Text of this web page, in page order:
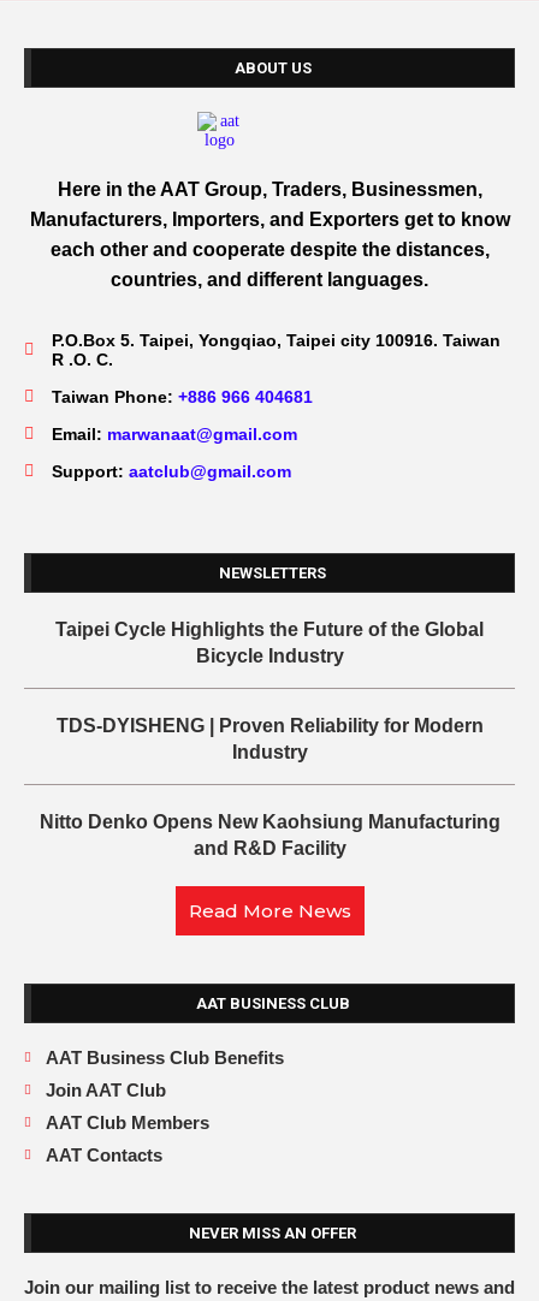
ABOUT US
Here in the AAT Group, Traders, Businessmen,
Manufacturers, Importers, and Exporters get to know
each other and cooperate despite the distances,
countries, and different languages.
P.O.Box 5. Taipei, Yongqiao, Taipei city 100916. Taiwan
R .O. C.
Taiwan Phone: +886 966 404681
Email: marwanaat@gmail.com
Support: aatclub@gmail.com
NEWSLETTERS
Taipei Cycle Highlights the Future of the Global
Bicycle Industry
TDS-DYISHENG | Proven Reliability for Modern
Industry
Nitto Denko Opens New Kaohsiung Manufacturing
and R&D Facility
Read More News
AAT BUSINESS CLUB
AAT Business Club Benefits
Join AAT Club
AAT Club Members
AAT Contacts
NEVER MISS AN OFFER
Join our mailing list to receive the latest product news and